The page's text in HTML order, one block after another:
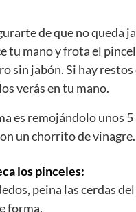
de que no queda
tu mano y frota el
sin jabón. Si hay restos
verás en tu mano.
es remojándolo unos
un chorrito de vinagre.
los pinceles:
peina las cerdas
forma.